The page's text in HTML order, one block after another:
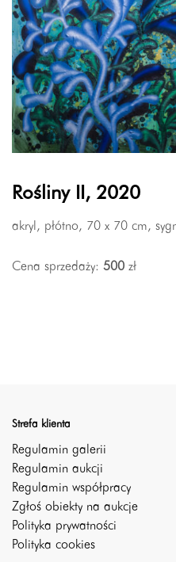
Rośliny II, 2020
akryl, płótno, 70 x 70 cm,
Cena sprzedaży: 500 zł
Strefa klienta
Regulamin galerii
Regulamin aukcji
Regulamin współpracy
Zgłoś obiekty na aukcje
Polityka prywatności
Polityka cookies